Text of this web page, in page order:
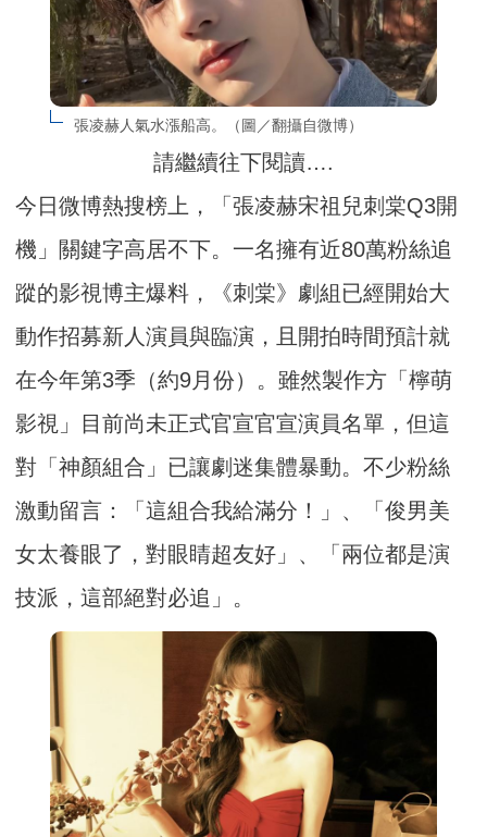
張凌赫人氣水漲船高。（圖／翻攝自微博）
請繼續往下閱讀….
今日微博熱搜榜上，「張凌赫宋祖兒刺棠Q3開
機」關鍵字高居不下。一名擁有近80萬粉絲追
蹤的影視博主爆料，《刺棠》劇組已經開始大
動作招募新人演員與臨演，且開拍時間預計就
在今年第3季（約9月份）。雖然製作方「檸萌
影視」目前尚未正式官宣官宣演員名單，但這
對「神顏組合」已讓劇迷集體暴動。不少粉絲
激動留言：「這組合我給滿分！」、「俊男美
女太養眼了，對眼睛超友好」、「兩位都是演
技派，這部絕對必追」。